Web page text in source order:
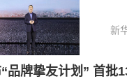
新
品牌挚友计划” 首批